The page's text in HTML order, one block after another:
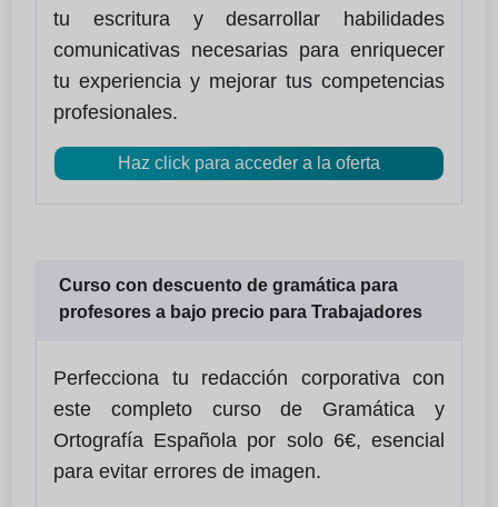
tu escritura y desarrollar habilidades
comunicativas necesarias para enriquecer
tu experiencia y mejorar tus competencias
profesionales.
Haz click para acceder a la oferta
Curso con descuento de gramática para
profesores a bajo precio para Trabajadores
Perfecciona tu redacción corporativa con
este completo curso de Gramática y
Ortografía Española por solo 6€, esencial
para evitar errores de imagen.